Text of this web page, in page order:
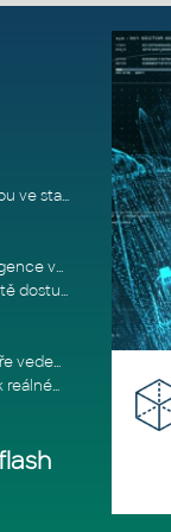
Bluebeam v propojeném pracovním postupu ve stavebnictví: Proč je int
Tři překážky rozšiřování využití umělé inteligence ve stavebním prům
Autodesk Flex (platba za použití) je nyní ještě dostupnější
Udržujte vaše týmy produktivní díky podpoře vedené odborníky
Od experimentování s umělou inteligencí k reálnému dopadu na podniká